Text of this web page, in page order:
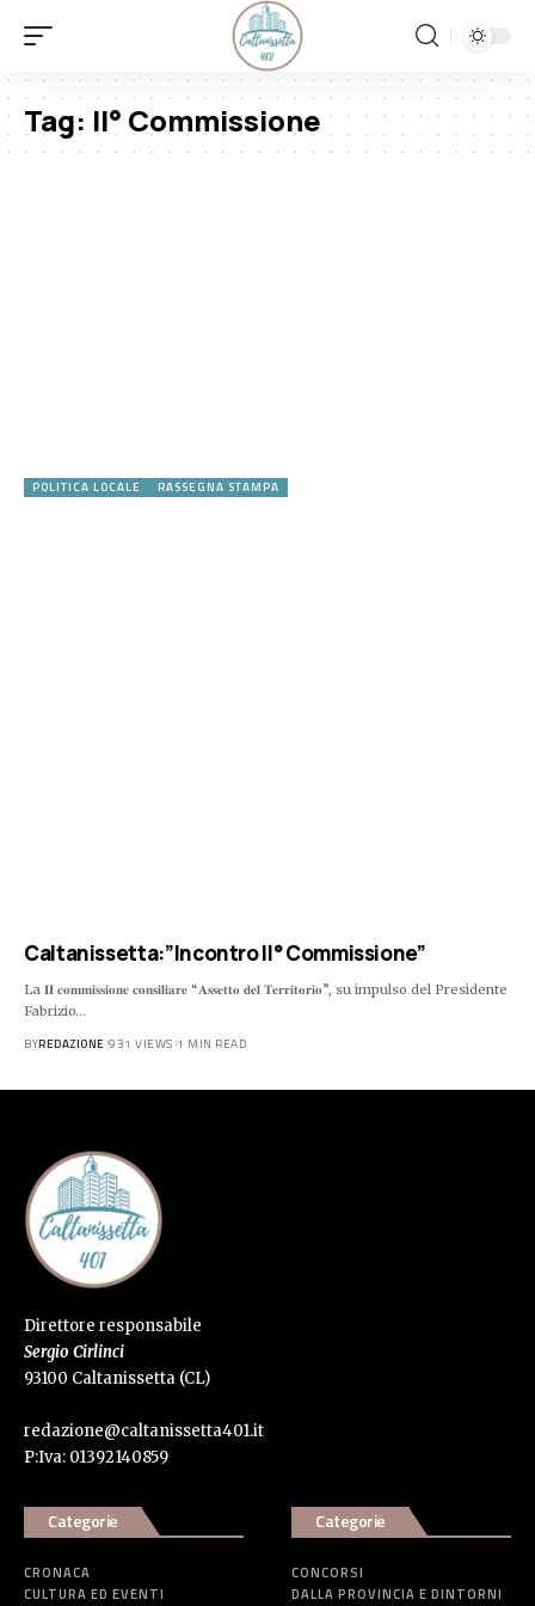
Tag: II° Commissione
POLITICA LOCALE RASSEGNA STAMPA
Caltanissetta:”Incontro II° Commissione”
La 𝐈𝐈 𝐜𝐨𝐦𝐦𝐢𝐬𝐬𝐢𝐨𝐧𝐞 𝐜𝐨𝐧𝐬𝐢𝐥𝐢𝐚𝐫𝐞 “𝐀𝐬𝐬𝐞𝐭𝐭𝐨 𝐝𝐞𝐥 𝐓𝐞𝐫𝐫𝐢𝐭𝐨𝐫𝐢𝐨”, su impulso del Presidente
Fabrizio…
BYREDAZIONE 931 VIEWS 1 MIN READ
Direttore responsabile
Sergio Cirlinci
93100 Caltanissetta (CL)
redazione@caltanissetta401.it
P:Iva: 01392140859
Categorie
CRONACA
CULTURA ED EVENTI
Categorie
CONCORSI
DALLA PROVINCIA E DINTORNI